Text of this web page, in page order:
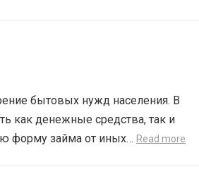
бытовых нужд населения. В
как денежные средства, так и
форму займа от иных… Read more